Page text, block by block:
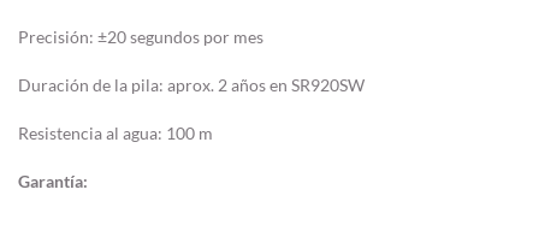
Precisión: ±20 segundos por mes
Duración de la pila: aprox. 2 años en SR920SW
Resistencia al agua: 100 m
Garantía: